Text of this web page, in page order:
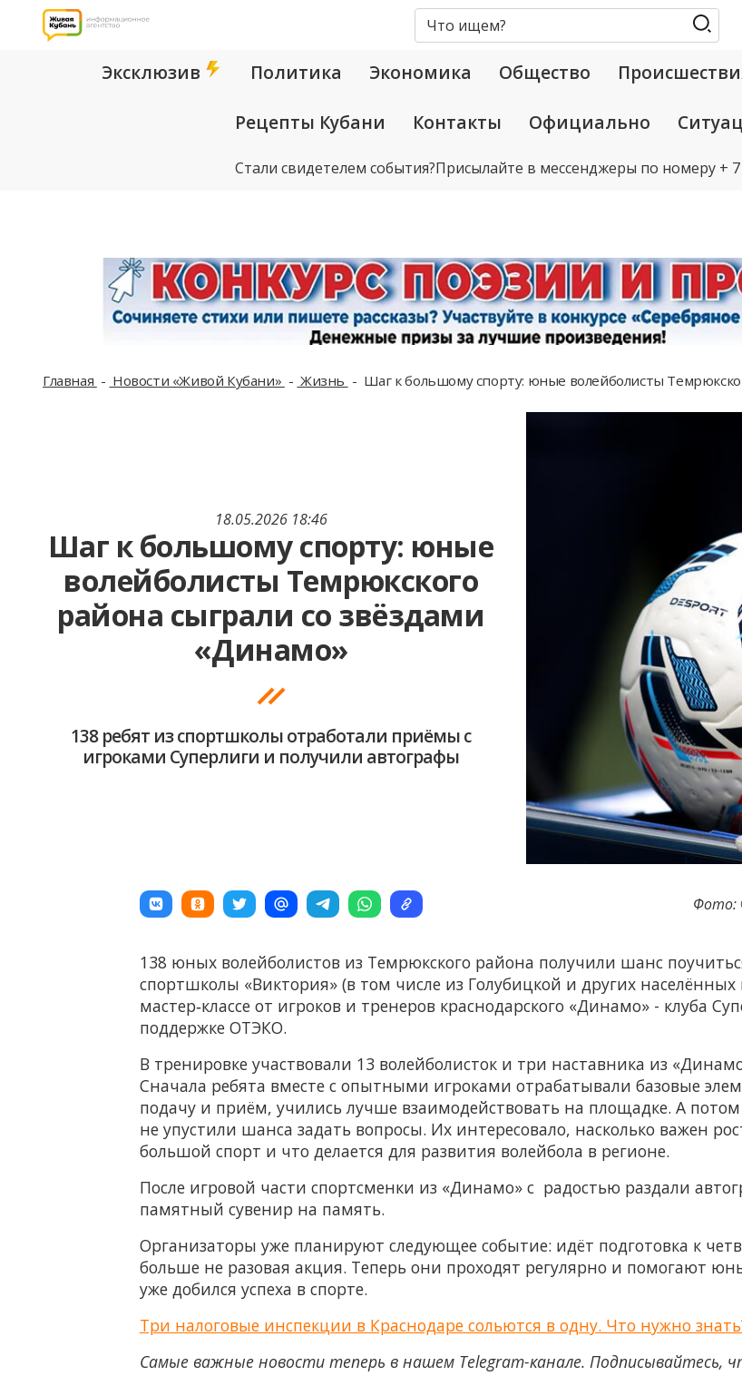
Эксклюзив Политика Экономика Общество
Рецепты Кубани Контакты Официально
Стали свидетелем события?Присылайте в мессенджеры по номеру +
Главная Новости «Живой Кубани» Жизнь Шаг к большому спорту: юные волейболисты
18.05.2026 18:46
Шаг к большому спорту: юные
волейболисты Темрюкского
района сыграли со звёздами
«Динамо»
138 ребят из спортшколы отработали приёмы с
игроками Суперлиги и получили автографы
Фото:
138 юных волейболистов из Темрюкского района получили шанс
спортшколы «Виктория» (в том числе из Голубицкой и других
мастер‑классе от игроков и тренеров краснодарского «Динамо» - клуба
поддержке ОТЭКО.
В тренировке участвовали 13 волейболисток и три наставника из
Сначала ребята вместе с опытными игроками отрабатывали базовые
подачу и приём, учились лучше взаимодействовать на площадке. А
не упустили шанса задать вопросы. Их интересовало, насколько важен
большой спорт и что делается для развития волейбола в регионе.
После игровой части спортсменки из «Динамо» с радостью раздали
памятный сувенир на память.
Организаторы уже планируют следующее событие: идёт подготовка к
больше не разовая акция. Теперь они проходят регулярно и помогают
уже добился успеха в спорте.
Три налоговые инспекции в Краснодаре сольются в одну. Что нужно
Самые важные новости теперь в нашем Telegram-канале. Подписывайтесь,